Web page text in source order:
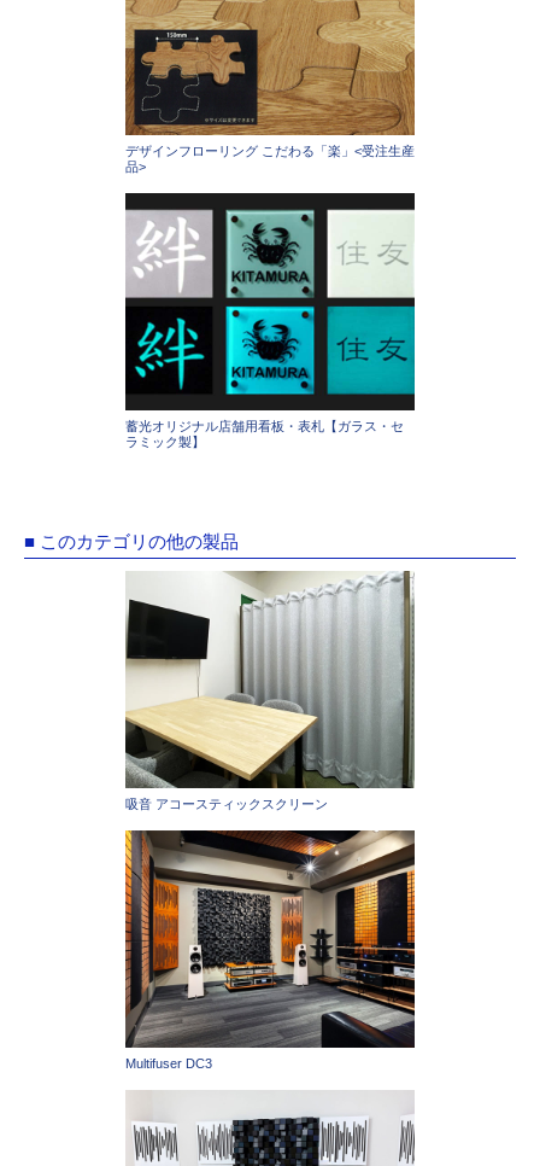
デザインフローリング こだわる「楽」<受注生産
品>
蓄光オリジナル店舗用看板・表札【ガラス・セ
ラミック製】
■ このカテゴリの他の製品
吸音 アコースティックスクリーン
Multifuser DC3